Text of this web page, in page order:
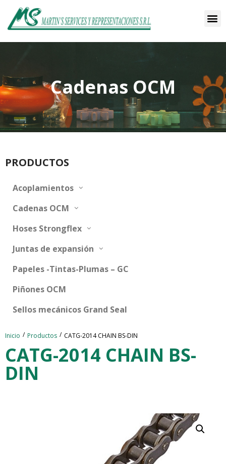
Cadenas OCM
PRODUCTOS
Acoplamientos
Cadenas OCM
Hoses Strongflex
Juntas de expansión
Papeles -Tintas-Plumas – GC
Piñones OCM
Sellos mecánicos Grand Seal
Inicio / Productos / CATG-2014 CHAIN BS-DIN
CATG-2014 CHAIN BS-
DIN